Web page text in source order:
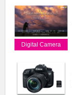
Digital Camera